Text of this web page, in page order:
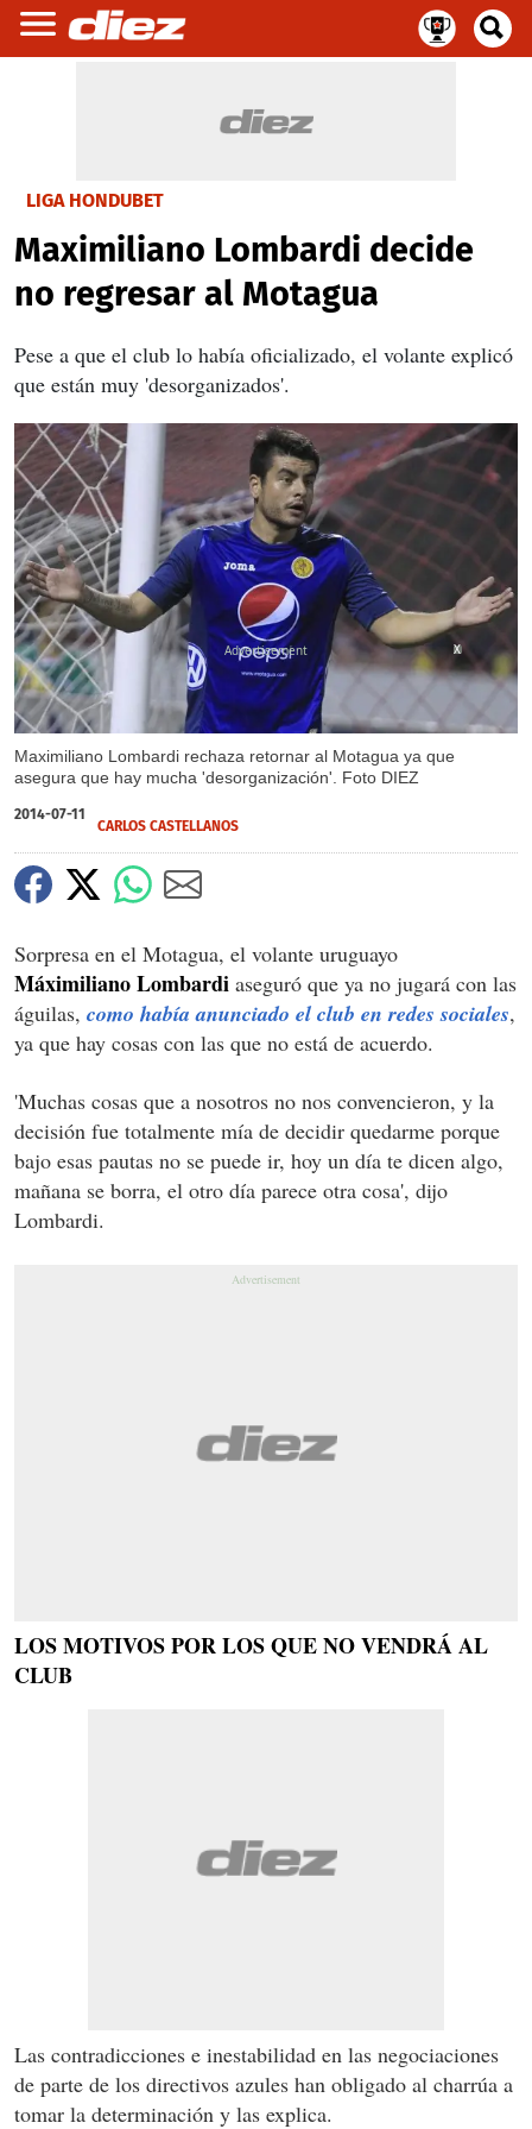
LIGA HONDUBET
Maximiliano Lombardi decide
no regresar al Motagua
Pese a que el club lo había oficializado, el volante explicó
que están muy 'desorganizados'.
Maximiliano Lombardi rechaza retornar al Motagua ya que
asegura que hay mucha 'desorganización'. Foto DIEZ
X
2014-07-11
CARLOS CASTELLANOS
Sorpresa en el Motagua, el volante uruguayo
Máximiliano Lombardi aseguró que ya no jugará con las
águilas, como había anunciado el club en redes sociales,
ya que hay cosas con las que no está de acuerdo.
'Muchas cosas que a nosotros no nos convencieron, y la
decisión fue totalmente mía de decidir quedarme porque
bajo esas pautas no se puede ir, hoy un día te dicen algo,
mañana se borra, el otro día parece otra cosa', dijo
Lombardi.
LOS MOTIVOS POR LOS QUE NO VENDRÁ AL
CLUB
Las contradicciones e inestabilidad en las negociaciones
de parte de los directivos azules han obligado al charrúa a
tomar la determinación y las explica.